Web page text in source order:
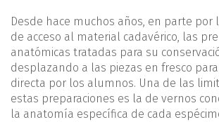
Desde hace muchos años, en parte por
de acceso al material cadavérico, las
anatómicas tratadas para su
desplazando a las piezas en fresco
directa por los alumnos. Una de las
estas preparaciones es la de vernos
la anatomía específica de cada